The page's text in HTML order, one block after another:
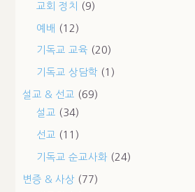
교회 정치
(9)
예배 (12)
기독교 교육 (20)
기독교 상담학 (1)
설교 & 선교 (69)
설교 (34)
선교 (11)
기독교 순교사화 (24)
변증 & 사상 (77)